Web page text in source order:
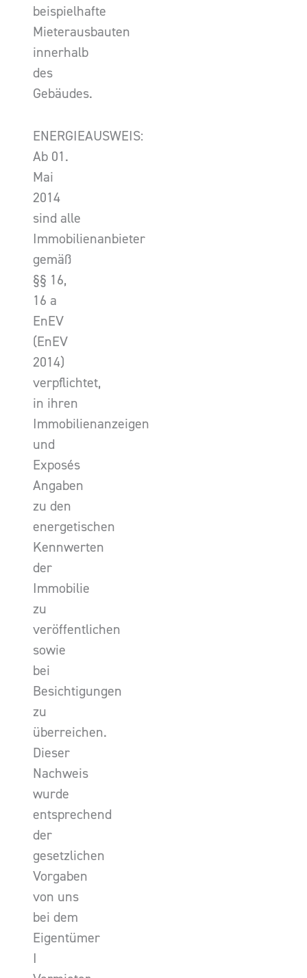
beispielhafte
Mieterausbauten
innerhalb
des
Gebäudes.
ENERGIEAUSWEIS:
Ab 01.
Mai
2014
sind alle
Immobilienanbieter
gemäß
§§ 16,
16 a
EnEV
(EnEV
2014)
verpflichtet,
in ihren
Immobilienanzeigen
und
Exposés
Angaben
zu den
energetischen
Kennwerten
der
Immobilie
zu
veröffentlichen
sowie
bei
Besichtigungen
zu
überreichen.
Dieser
Nachweis
wurde
entsprechend
der
gesetzlichen
Vorgaben
von uns
bei dem
Eigentümer
I